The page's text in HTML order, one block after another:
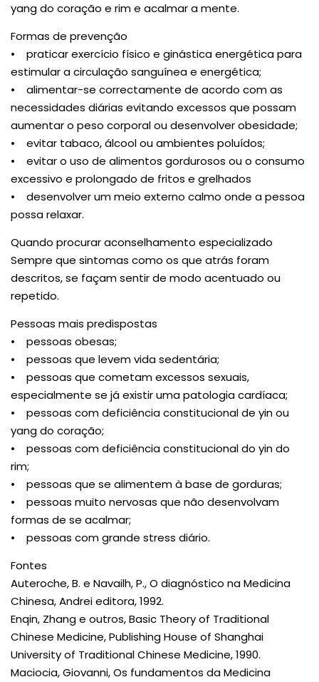
yang do coração e rim e acalmar a mente.
Formas de prevenção
• praticar exercício físico e ginástica energética para
estimular a circulação sanguínea e energética;
• alimentar-se correctamente de acordo com as
necessidades diárias evitando excessos que possam
aumentar o peso corporal ou desenvolver obesidade;
• evitar tabaco, álcool ou ambientes poluídos;
• evitar o uso de alimentos gordurosos ou o consumo
excessivo e prolongado de fritos e grelhados
• desenvolver um meio externo calmo onde a pessoa
possa relaxar.
Quando procurar aconselhamento especializado
Sempre que sintomas como os que atrás foram
descritos, se façam sentir de modo acentuado ou
repetido.
Pessoas mais predispostas
• pessoas obesas;
• pessoas que levem vida sedentária;
• pessoas que cometam excessos sexuais,
especialmente se já existir uma patologia cardíaca;
• pessoas com deficiência constitucional de yin ou
yang do coração;
• pessoas com deficiência constitucional do yin do
rim;
• pessoas que se alimentem à base de gorduras;
• pessoas muito nervosas que não desenvolvam
formas de se acalmar;
• pessoas com grande stress diário.
Fontes
Auteroche, B. e Navailh, P., O diagnóstico na Medicina
Chinesa, Andrei editora, 1992.
Enqin, Zhang e outros, Basic Theory of Traditional
Chinese Medicine, Publishing House of Shanghai
University of Traditional Chinese Medicine, 1990.
Maciocia, Giovanni, Os fundamentos da Medicina